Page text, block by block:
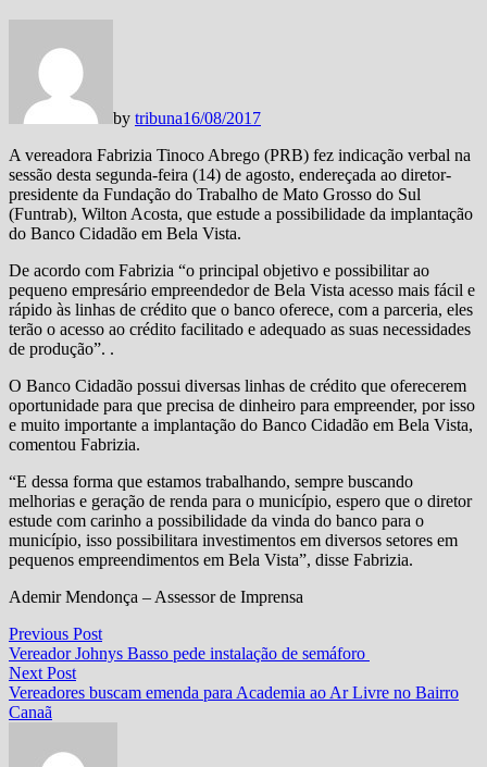
by tribuna16/08/2017
A vereadora Fabrizia Tinoco Abrego (PRB) fez indicação verbal na
sessão desta segunda-feira (14) de agosto, endereçada ao diretor-
presidente da Fundação do Trabalho de Mato Grosso do Sul
(Funtrab), Wilton Acosta, que estude a possibilidade da implantação
do Banco Cidadão em Bela Vista.
De acordo com Fabrizia “o principal objetivo e possibilitar ao
pequeno empresário empreendedor de Bela Vista acesso mais fácil e
rápido às linhas de crédito que o banco oferece, com a parceria, eles
terão o acesso ao crédito facilitado e adequado as suas necessidades
de produção”. .
O Banco Cidadão possui diversas linhas de crédito que oferecerem
oportunidade para que precisa de dinheiro para empreender, por isso
e muito importante a implantação do Banco Cidadão em Bela Vista,
comentou Fabrizia.
“E dessa forma que estamos trabalhando, sempre buscando
melhorias e geração de renda para o município, espero que o diretor
estude com carinho a possibilidade da vinda do banco para o
município, isso possibilitara investimentos em diversos setores em
pequenos empreendimentos em Bela Vista”, disse Fabrizia.
Ademir Mendonça – Assessor de Imprensa
Navegação
de
Post
Previous PostPrevious
post:
Vereador Johnys Basso pede instalação de semáforo
Next PostNext
post:
Vereadores buscam emenda para Academia ao Ar Livre no Bairro
Canaã